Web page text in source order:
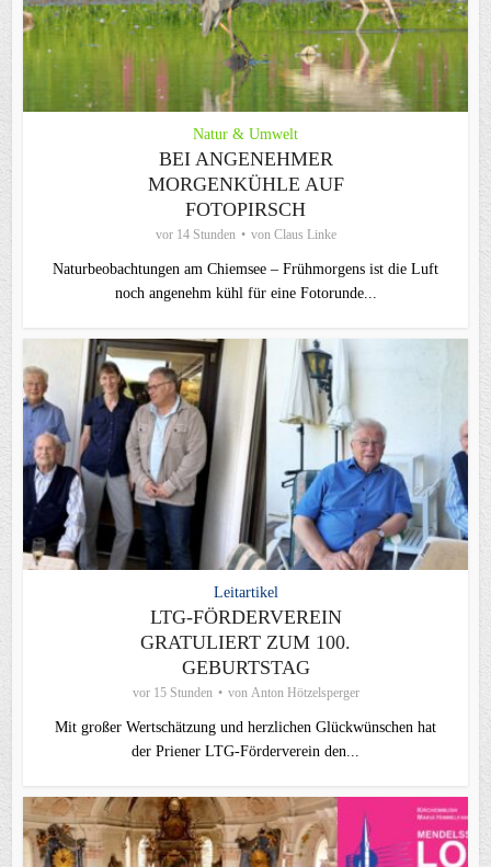
Natur & Umwelt
BEI ANGENEHMER
MORGENKÜHLE AUF
FOTOPIRSCH
vor 14 Stunden von Claus Linke
Naturbeobachtungen am Chiemsee – Frühmorgens ist die Luft
noch angenehm kühl für eine Fotorunde...
Leitartikel
LTG-FÖRDERVEREIN
GRATULIERT ZUM 100.
GEBURTSTAG
vor 15 Stunden von Anton Hötzelsperger
Mit großer Wertschätzung und herzlichen Glückwünschen hat
der Priener LTG‑Förderverein den...